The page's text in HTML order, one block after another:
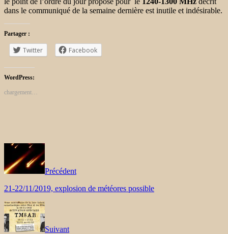
dans le communiqué de la semaine dernière est inutile et indésirable.
Partager :
Twitter Facebook
WordPress:
chargement…
Précédent
21-22/11/2019, explosion de météores possible
Suivant